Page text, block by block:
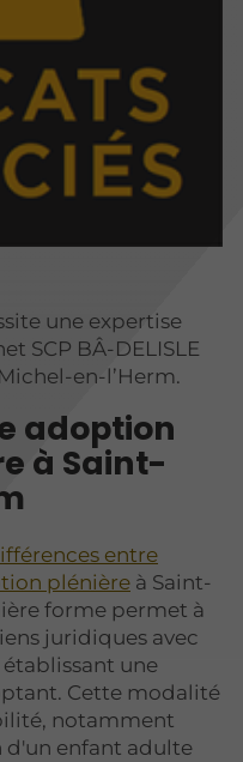
une expertise
SCP BÂ-DELISLE
en-l’Herm.
adoption
à Saint-
entre
plénière à Saint-
forme permet à
juridiques avec
une
Cette modalité
notamment
d'un enfant adulte